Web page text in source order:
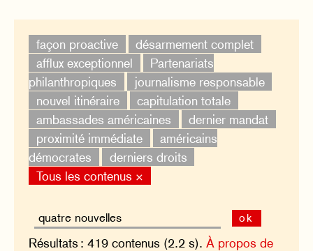
façon proactive
désarmement complet
afflux exceptionnel
Partenariats
philanthropiques
journalisme responsable
nouvel itinéraire
capitulation totale
ambassades américaines
dernier mandat
proximité immédiate
américains
démocrates
derniers droits
Tous les contenus ×
ok
Résultats : 419 contenus (2.2 s).À propos de